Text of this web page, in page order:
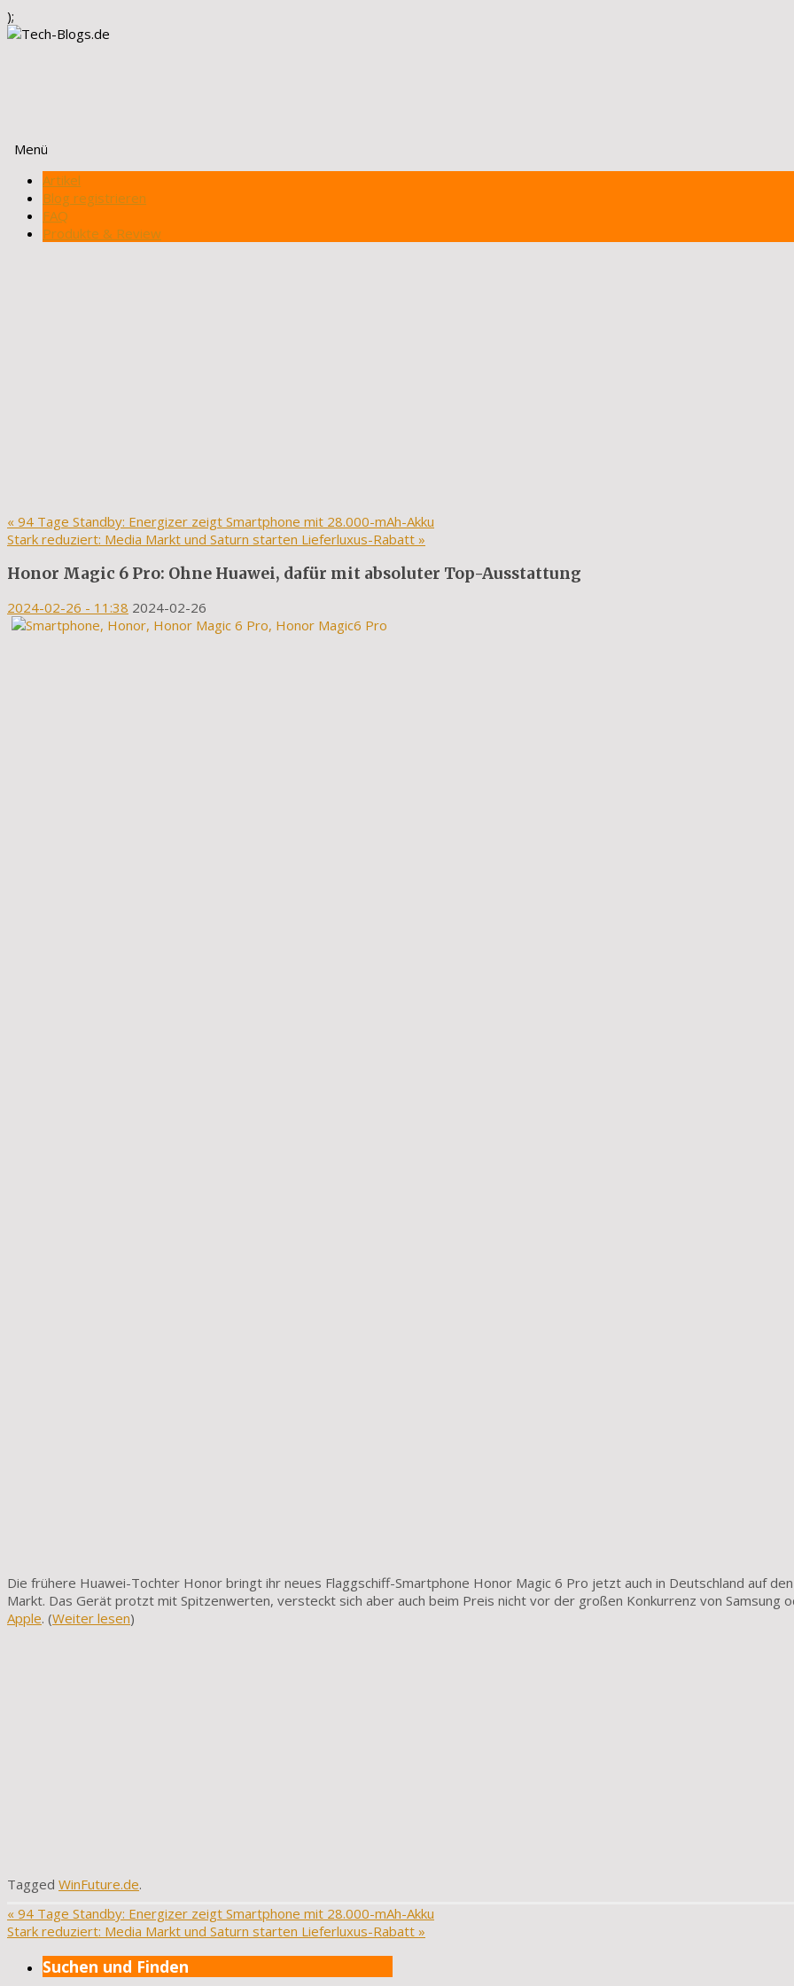
);
Menü
Zum
Inhalt
springen
Artikel
Blog registrieren
FAQ
Produkte & Review
« 94 Tage Standby: Energizer zeigt Smartphone mit 28.000-mAh-Akku
Stark reduziert: Media Markt und Saturn starten Lieferluxus-Rabatt »
Honor Magic 6 Pro: Ohne Huawei, dafür mit absoluter Top-Ausstattung
2024-02-26 - 11:38 2024-02-26
Die frühere Huawei-Tochter Honor bringt ihr neues Flaggschiff-Smart­phone Honor Magic 6 Pro jetzt auch in Deutschland auf den
Markt. Das Gerät protzt mit Spitzenwerten, versteckt sich aber auch beim Preis nicht vor der großen Konkurrenz von Samsung
Apple. (Weiter lesen)
Tagged WinFuture.de.
« 94 Tage Standby: Energizer zeigt Smartphone mit 28.000-mAh-Akku
Stark reduziert: Media Markt und Saturn starten Lieferluxus-Rabatt »
Suchen und Finden